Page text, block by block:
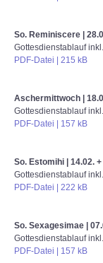
So. Reminiscere |
Gottesdienstablauf
PDF-Datei | 215 kB
Aschermittwoch |
Gottesdienstablauf
PDF-Datei | 157 kB
So. Estomihi | 14.02.
Gottesdienstablauf
PDF-Datei | 222 kB
So. Sexagesimae |
Gottesdienstablauf
PDF-Datei | 157 kB